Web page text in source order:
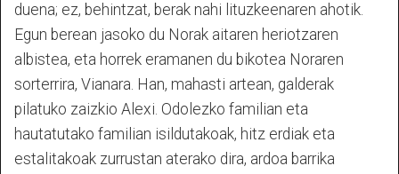
duena; ez, behintzat, berak nahi lituzkeenaren ahotik.
Egun berean jasoko du Norak aitaren heriotzaren
albistea, eta horrek eramanen du bikotea Noraren
sorterrira, Vianara. Han, mahasti artean, galderak
pilatuko zaizkio Alexi. Odolezko familian eta
hautatutako familian isildutakoak, hitz erdiak eta
estalitakoak zurrustan aterako dira, ardoa barrika